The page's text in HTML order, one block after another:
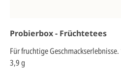
Probierbox - Früchtetees
Für fruchtige
3,9 g